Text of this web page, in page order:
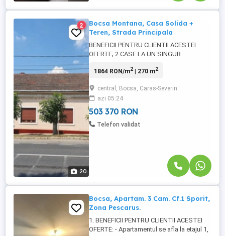
20
2
Bocsa Montana, Casa Solida +
Teren, Strada Principala
BENEFICII PENTRU CLIENTII ACESTEI
OFERTE; 2 CASE LA UN SINGUR
Bocsa, va prezinta doua case la un singur
pe fundatie din beton armat pe toata
suprafata de amprenta, cu stalpi si grinzi
din beton, compusa din demisol, ...
1864 RON/m2| 270 m2
central, Bocsa, Caras-Severin
azi 05:24
503 370 RON
Telefon validat
Bocsa, Apartam. 3 Cam. Cf.1 Sporit,
Zona Pescarus.
1. BENEFICII PENTRU CLIENTII ACESTEI
OFERTE: - Apartamentul se afla la etajul 1,